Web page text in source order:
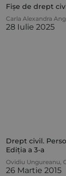
Fișe de drept
Carla Alexandra
28 Iulie 2025
Drept civil.
Ediția a 3-a
Ovidiu Ungureanu,
26 Martie 2015